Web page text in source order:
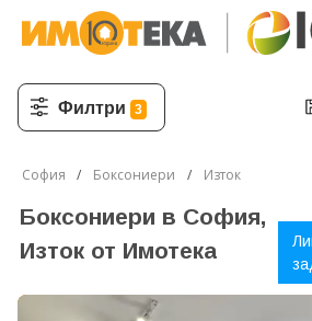
Филтри 3
София Боксониери Изток
Боксониери в София,
Изток от Имотека